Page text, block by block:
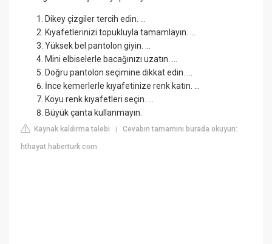
Dikey çizgiler tercih edin. ...
Kıyafetlerinizi topukluyla tamamlayın. ...
Yüksek bel pantolon giyin. ...
Mini elbiselerle bacağınızı uzatın. ...
Doğru pantolon seçimine dikkat edin. ...
İnce kemerlerle kıyafetinize renk katın. ...
Koyu renk kıyafetleri seçin. ...
Büyük çanta kullanmayın.
Kaynak kaldırma talebi |Cevabın tamamını burada okuyun:
hthayat.haberturk.com